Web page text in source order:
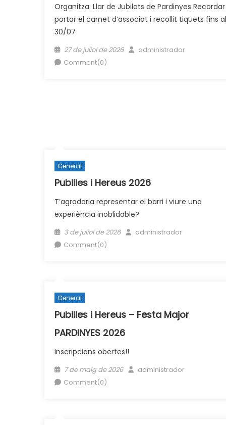
Organitza: Llar de Jubilats de Pardinyes Recordar
portar el carnet d’associat i recollit tiquets fins al
30/07
Posted
on
27 de juliol de 2026 Author
administrador
Comment(0)
General
Pubilles i Hereus 2026
T’agradaria representar el barri i viure una
experiència inoblidable?
Posted
on
3 de juliol de 2026 Author
administrador
Comment(0)
General
Pubilles i Hereus – Festa Major
PARDINYES 2026
Inscripcions obertes!!
Posted
on
7 de maig de 2026 Author
administrador
Comment(0)